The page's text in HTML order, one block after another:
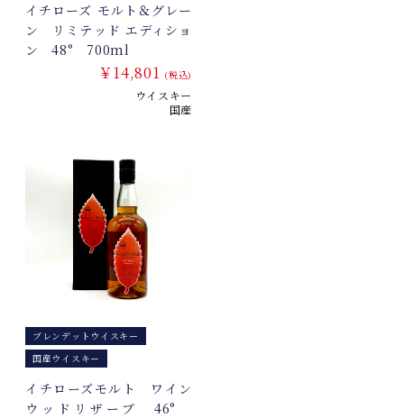
イチローズ モルト＆グレー
ン リミテッド エディショ
ン 48° 700ml
￥14,801 (税込)
ウイスキー
国産
ブレンデットウイスキー
国産ウイスキー
イチローズモルト ワイン
ウッドリザーブ 46°